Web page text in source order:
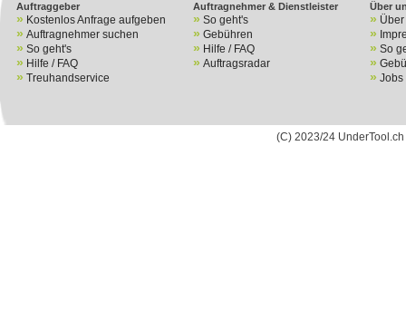
Auftraggeber
» Kostenlos Anfrage aufgeben
» Auftragnehmer suchen
» So geht's
» Hilfe / FAQ
» Treuhandservice
Auftragnehmer & Dienstleister
» So geht's
» Gebühren
» Hilfe / FAQ
» Auftragsradar
Über
»
»
» So
»
» Jobs
(C) 2023/24